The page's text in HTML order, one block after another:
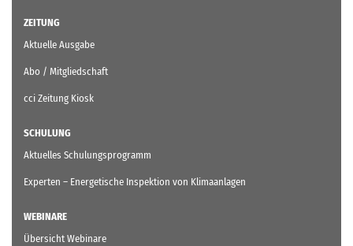
ZEITUNG
Aktuelle Ausgabe
Abo / Mitgliedschaft
cci Zeitung Kiosk
SCHULUNG
Aktuelles Schulungsprogramm
Experten – Energetische Inspektion von Klimaanlagen
WEBINARE
Übersicht Webinare